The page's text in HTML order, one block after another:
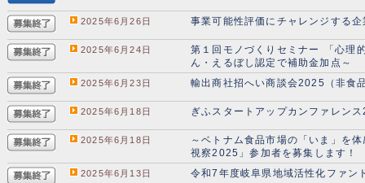
2025年6月26日 事業可能性評価にチャレンジする
2025年6月24日
第１回モノづくりセミナー 「心理
ん・えるぼし認定で補助金加点～
2025年6月23日 輸出商社招へい商談会2025（非食
2025年6月18日 ぎふスタートアップカンファレン
2025年6月18日
～ベトナム食品市場の「いま」を
視察2025」参加者を募集します！
2025年6月13日 令和7年度岐阜県地域活性化ファ